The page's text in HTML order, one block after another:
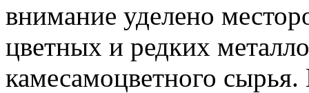
внимание уделено
цветных и редких
камесамоцветного